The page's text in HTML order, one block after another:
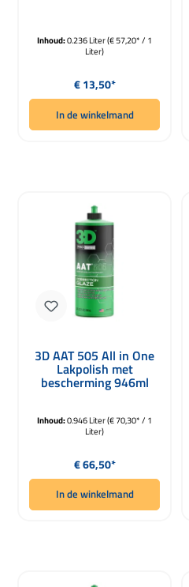
Inhoud:0.236 Liter(€ 57,20* / 1
Liter)
Normale prijs:
€ 13,50*
In de winkelmand
3D AAT 505 All in One
Lakpolish met
bescherming 946ml
Inhoud:0.946 Liter(€ 70,30* / 1
Liter)
Normale prijs:
€ 66,50*
In de winkelmand